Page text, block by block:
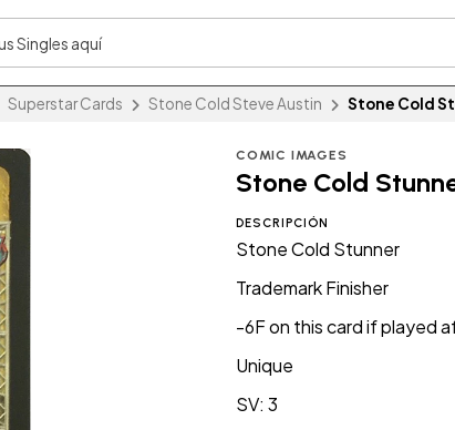
Superstar Cards Stone Cold Steve Austin Stone Cold
COMIC IMAGES
Stone Cold
DESCRIPCIÓN
Stone Cold Stunner
Trademark Finisher
-6F on this card if played
Unique
SV: 3